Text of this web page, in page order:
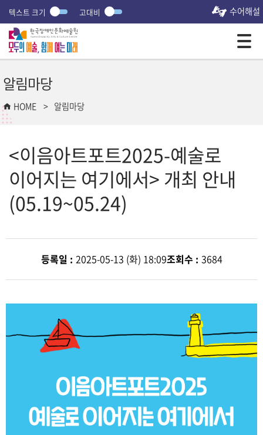
텍스트 크기 고대비 수어해설
알림마당
HOME 알림마당
<이음아트포트2025-예술로
이어지는 여기에서> 개최 안내
(05.19~05.24)
등록일 : 2025-05-13 (화) 18:09조회수 : 3684